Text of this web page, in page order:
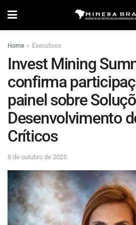
Home Executivos
Invest Mining
confirma
painel sobre
Desenvolvimento
Críticos
8 de outubro de 2025